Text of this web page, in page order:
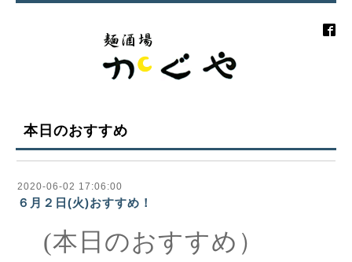
本日のおすすめ
2020-06-02 17:06:00
６月２日(火)おすすめ！
(本日のおすすめ）